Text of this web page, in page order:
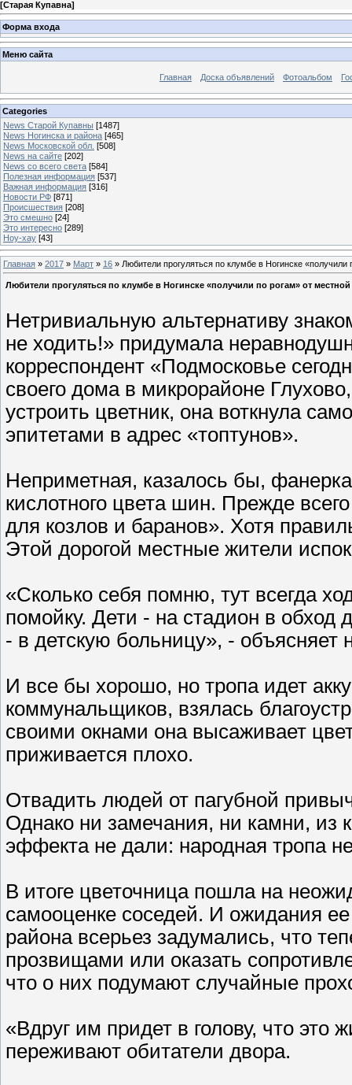
[Старая Купавна]
Форма входа
Меню сайта
Главная Доска объявлений Фотоальбом
Categories
News Старой Купавны [1487]
News Ногинска и района [465]
News Московской обл. [508]
News на сайте [202]
News со всего света [584]
Полезная информация [537]
Важная информация [316]
Новости РФ [871]
Происшествия [208]
Это смешно [24]
Это интересно [289]
Ноу-хау [43]
Главная » 2017 » Март » 16 » Любители прогуляться по клумбе в Ногинске «получили
Любители прогуляться по клумбе в Ногинске «получили по рогам» от
Нетривиальную альтернативу
не ходить!» придумала
корреспондент «Подмосковье
своего дома в микрорайоне
устроить цветник, она воткнула
эпитетами в адрес «топтунов».
Неприметная, казалось бы,
кислотного цвета шин. Прежде
для козлов и баранов». Хотя
Этой дорогой местные жители
«Сколько себя помню, тут всегда
помойку. Дети - на стадион в
- в детскую больницу», - объясняет
И все бы хорошо, но тропа идет
коммунальщиков, взялась
своими окнами она высаживает
приживается плохо.
Отвадить людей от пагубной
Однако ни замечания, ни камни, из
эффекта не дали: народная тропа
В итоге цветочница пошла на
самооценке соседей. И ожидания
района всерьез задумались, что
прозвищами или оказать
что о них подумают случайные
«Вдруг им придет в голову, что
переживают обитатели двора.